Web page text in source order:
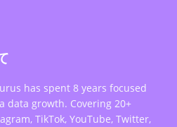
has spent 8 years focused
data growth. Covering 20+
TikTok, YouTube, Twitter,